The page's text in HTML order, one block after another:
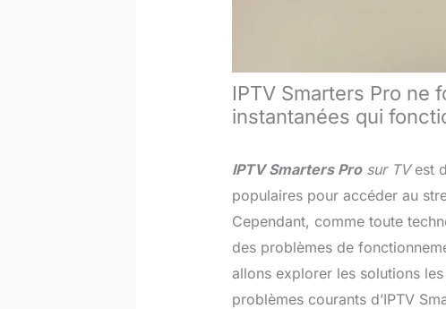
IPTV Smarters Pro ne
instantanées qui
IPTV Smarters Prosur TVest
populaires pour accéder au
Cependant, comme toute
des problèmes de
allons explorer les solutions
problèmes courants d’IPTV